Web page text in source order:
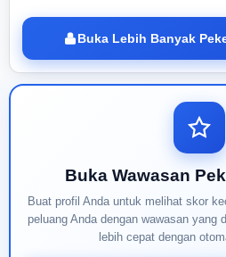
Buka Lebih Banyak
Buka Wawasan
Buat profil Anda untuk melihat skor
peluang Anda dengan wawasan yang
lebih cepat dengan